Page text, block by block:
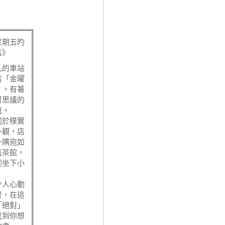
期五旳
的車站
「金曜
，有著
思議的
於樸實
觀，店
隅宛如
館，
坐下小
人心動
，在這
對」
到你想